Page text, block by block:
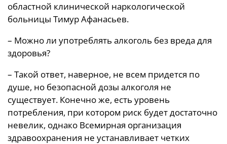
областной клинической наркологической
больницы Тимур Афанасьев.
– Можно ли употреблять алкоголь без вреда для
здоровья?
– Такой ответ, наверное, не всем придется по
душе, но безопасной дозы алкоголя не
существует. Конечно же, есть уровень
потребления, при котором риск будет достаточно
невелик, однако Всемирная организация
здравоохранения не устанавливает четких